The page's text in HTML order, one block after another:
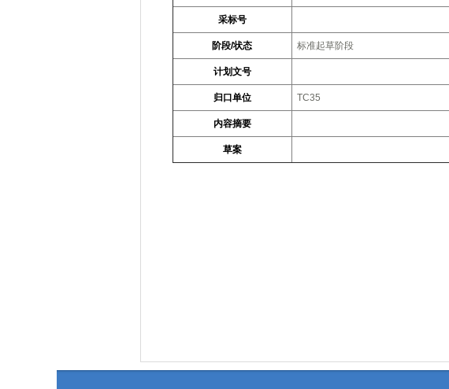
采标号
阶段/状态 标准起草阶段
计划文号
归口单位 TC35
内容摘要
草案